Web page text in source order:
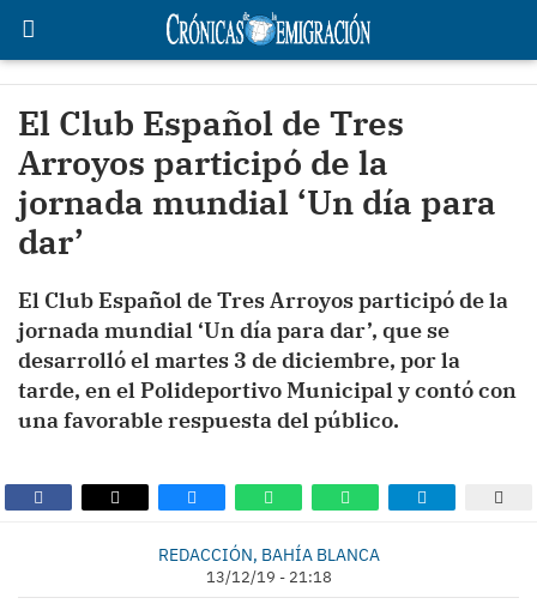
El Club Español de Tres
Arroyos participó de la
jornada mundial ‘Un día para
dar’
El Club Español de Tres Arroyos participó de la
jornada mundial ‘Un día para dar’, que se
desarrolló el martes 3 de diciembre, por la
tarde, en el Polideportivo Municipal y contó con
una favorable respuesta del público.
REDACCIÓN, BAHÍA BLANCA
13/12/19 - 21:18